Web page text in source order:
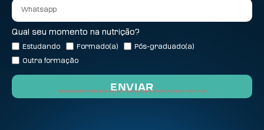
Qual seu momento na nutrição?
Estudando Formado(a) Pós-graduado(a)
Outra formação
ENVIAR
SEUS DADOS ESTÃO SEGUROS, SEGUNDO A LEI GERAL DE PROTEÇÃO DE DADOS – 13 709/2018